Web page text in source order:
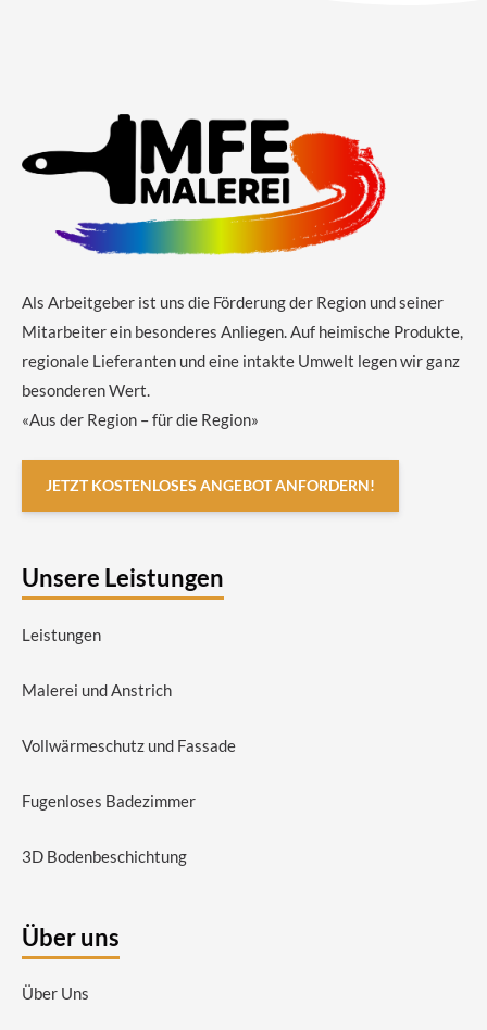
Als Arbeitgeber ist uns die Förderung der Region und seiner
Mitarbeiter ein besonderes Anliegen. Auf heimische Produkte,
regionale Lieferanten und eine intakte Umwelt legen wir ganz
besonderen Wert.
«Aus der Region – für die Region»
JETZT KOSTENLOSES ANGEBOT ANFORDERN!
Unsere Leistungen
Leistungen
Malerei und Anstrich
Vollwärmeschutz und Fassade
Fugenloses Badezimmer
3D Bodenbeschichtung
Über uns
Über Uns